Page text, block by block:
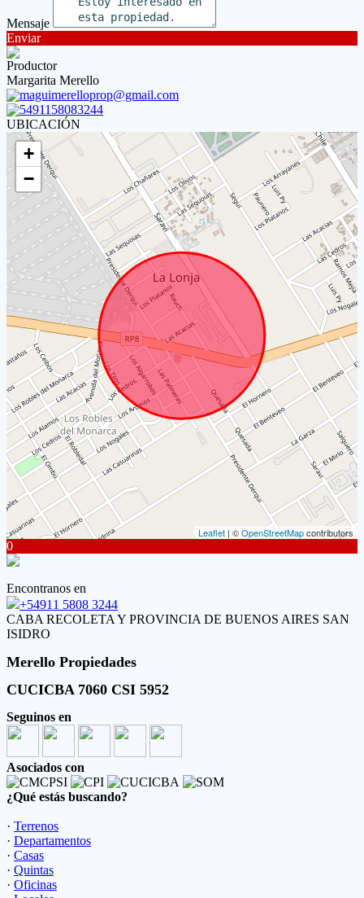
Mensaje
Enviar
Productor
Margarita Merello
maguimerelloprop@gmail.com
5491158083244
UBICACIÓN
+
−
Leaflet | ©OpenStreetMapcontributors
0
Encontranos en
+54911 5808 3244
CABA RECOLETA Y PROVINCIA DE BUENOS AIRES SAN
ISIDRO
Merello Propiedades
CUCICBA 7060 CSI 5952
Seguinos en
Asociados con
¿Qué estás buscando?
· Terrenos
· Departamentos
· Casas
· Quintas
· Oficinas